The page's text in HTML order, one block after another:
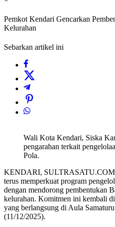
Pemkot Kendari Gencarkan
Kelurahan
Sebarkan artikel ini
Wali Kota Kendari, Siska
pengarahan terkait
Pola.
KENDARI,
terus memperkuat program
dengan mendorong pembentukan
kelurahan. Komitmen ini kembali
yang berlangsung di Aula
(11/12/2025).